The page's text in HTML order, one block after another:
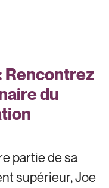
Rencontrez
du
partie de sa
supérieur, Joe